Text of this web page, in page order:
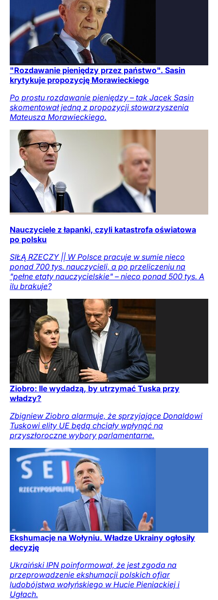
"Rozdawanie pieniędzy przez państwo". Sasin
krytykuje propozycję Morawieckiego
Po prostu rozdawanie pieniędzy – tak Jacek Sasin
skomentował jedną z propozycji stowarzyszenia
Mateusza Morawieckiego.
Nauczyciele z łapanki, czyli katastrofa oświatowa
po polsku
SIŁĄ RZECZY || W Polsce pracuje w sumie nieco
ponad 700 tys. nauczycieli, a po przeliczeniu na
"pełne etaty nauczycielskie" – nieco ponad 500 tys. A
ilu brakuje?
Ziobro: Ile wydadzą, by utrzymać Tuska przy
władzy?
Zbigniew Ziobro alarmuje, że sprzyjające Donaldowi
Tuskowi elity UE będą chciały wpłynąć na
przyszłoroczne wybory parlamentarne.
Ekshumacje na Wołyniu. Władze Ukrainy ogłosiły
decyzję
Ukraiński IPN poinformował, że jest zgoda na
przeprowadzenie ekshumacji polskich ofiar
ludobójstwa wołyńskiego w Hucie Pieniackiej i
Ugłach.